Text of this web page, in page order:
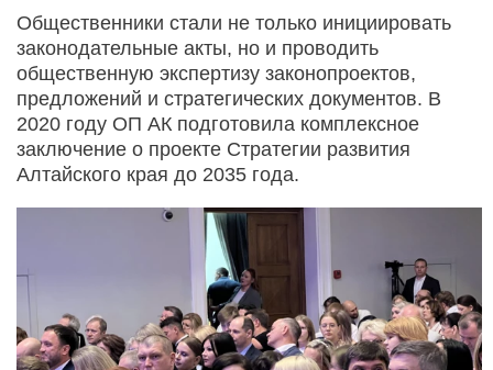
Общественники стали не только инициировать
законодательные акты, но и проводить
общественную экспертизу законопроектов,
предложений и стратегических документов. В
2020 году ОП АК подготовила комплексное
заключение о проекте Стратегии развития
Алтайского края до 2035 года.